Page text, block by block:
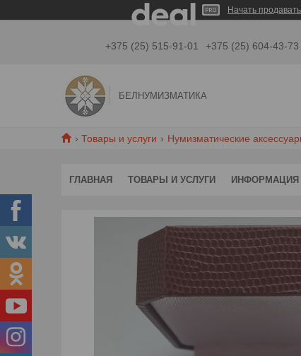
Начать
+375 (25) 515-91-01 +375 (25) 604-43-73
БЕЛНУМИЗМАТИКА
Товары и услуги Нумизматические
ГЛАВНАЯ ТОВАРЫ И УСЛУГИ ИНФОРМАЦИЯ